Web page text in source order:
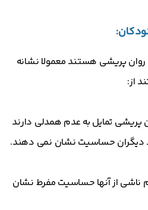
پریشی هستند معمولا نشانه
از:
پریشی تمایل به عدم همدلی دارند
دیگران حساسیت نشان نمی دهند.
ناشی از آنها حساسیت مفرط نشان